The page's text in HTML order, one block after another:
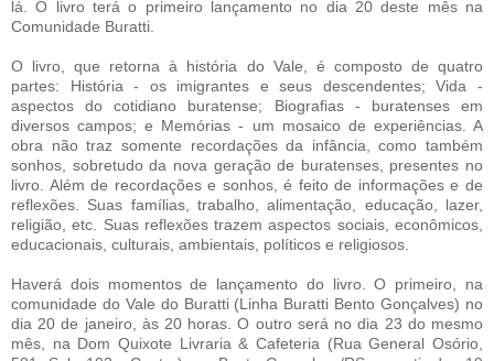
lá. O livro terá o primeiro lançamento no dia 20 deste mês na
Comunidade Buratti.
O livro, que retorna à história do Vale, é composto de quatro
partes: História - os imigrantes e seus descendentes; Vida -
aspectos do cotidiano buratense; Biografias - buratenses em
diversos campos; e Memórias - um mosaico de experiências. A
obra não traz somente recordações da infância, como também
sonhos, sobretudo da nova geração de buratenses, presentes no
livro. Além de recordações e sonhos, é feito de informações e de
reflexões. Suas famílias, trabalho, alimentação, educação, lazer,
religião, etc. Suas reflexões trazem aspectos sociais, econômicos,
educacionais, culturais, ambientais, políticos e religiosos.
Haverá dois momentos de lançamento do livro. O primeiro, na
comunidade do Vale do Buratti (Linha Buratti Bento Gonçalves) no
dia 20 de janeiro, às 20 horas. O outro será no dia 23 do mesmo
mês, na Dom Quixote Livraria & Cafeteria (Rua General Osório,